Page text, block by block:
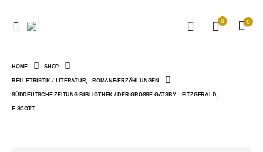
0 0
HOME SHOP
BELLETRISTIK / LITERATUR, ROMANE/ERZÄHLUNGEN
SÜDDEUTSCHE ZEITUNG BIBLIOTHEK / DER GROSSE GATSBY – FITZGERALD, F
SCOTT